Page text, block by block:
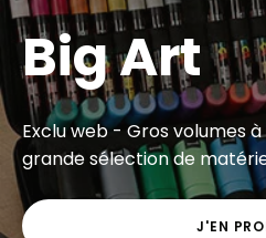
Big Art
Exclu web - Gros volumes
grande sélection de
J'EN